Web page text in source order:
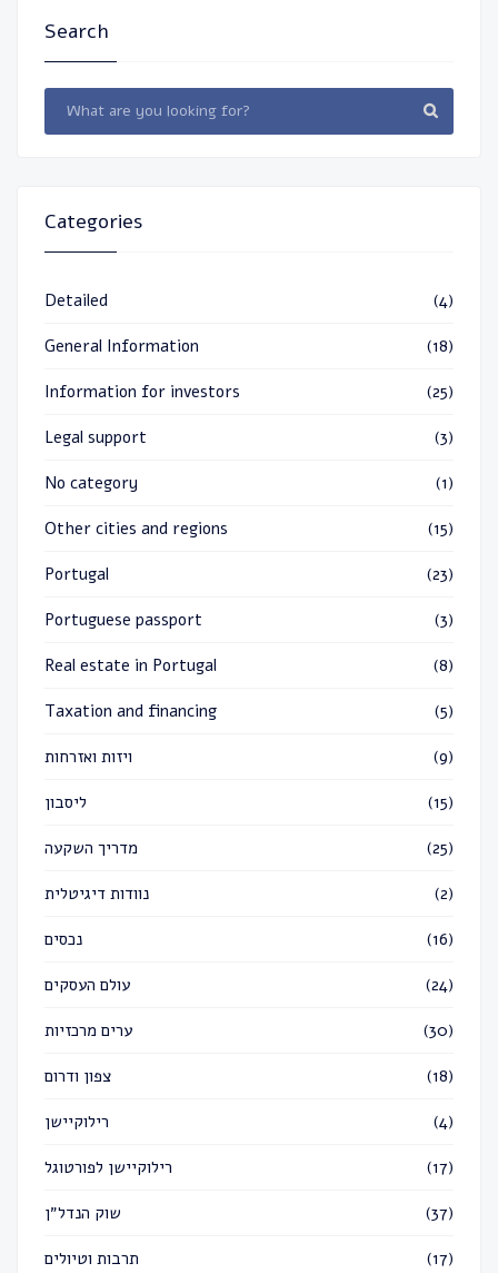
Search
Categories
Detailed (4)
General Information (18)
Information for investors (25)
Legal support (3)
No category (1)
Other cities and regions (15)
Portugal (23)
Portuguese passport (3)
Real estate in Portugal (8)
Taxation and financing (5)
ויזות ואזרחות (9)
ליסבון (15)
מדריך השקעה (25)
נוודות דיגיטלית (2)
נכסים (16)
עולם העסקים (24)
ערים מרכזיות (30)
צפון ודרום (18)
רילוקיישן (4)
רילוקיישן לפורטוגל (17)
שוק הנדל״ן (37)
תרבות וטיולים (17)